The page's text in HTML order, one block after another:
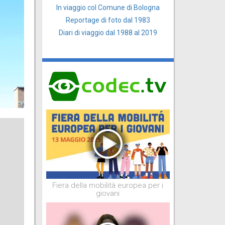
In viaggio col Comune di Bologna
Reportage di foto dal 1983
Diari di viaggio dal 1988 al 2019
Fiera della mobilità europea per i
giovani